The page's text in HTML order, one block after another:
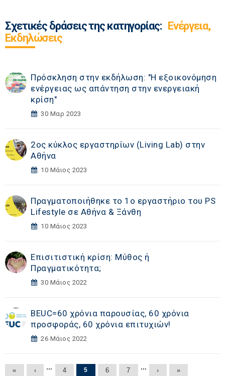
Σχετικές δράσεις της κατηγορίας: Ενέργεια,
Εκδηλώσεις
Πρόσκληση στην εκδήλωση: "Η εξοικονόμηση
ενέργειας ως απάντηση στην ενεργειακή
κρίση"
30 Μαρ 2023
2ος κύκλος εργαστηρίων (Living Lab) στην
Αθήνα
10 Μάιος 2023
Πραγματοποιήθηκε το 1ο εργαστήριο του PS
Lifestyle σε Αθήνα & Ξάνθη
10 Μάιος 2023
Επισιτιστική κρίση: Μύθος ή
Πραγματικότητα;
30 Μάιος 2022
BEUC=60 χρόνια παρουσίας, 60 χρόνια
προσφοράς, 60 χρόνια επιτυχιών!
26 Μάιος 2022
Σελίδες
« ‹ … 4 5 6 7 … › »